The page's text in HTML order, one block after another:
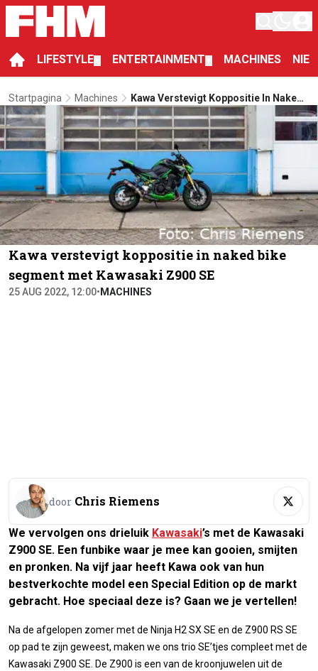
LIFESTYLE ENTERTAINMENT MACHINES
Startpagina Machines
Kawa Verstevigt Koppositie In Naked
Bike Segment Met Kawasaki Z900 SE
Kawa verstevigt koppositie in naked bike
segment met Kawasaki Z900 SE
25 AUG 2022, 12:00• MACHINES
door Chris Riemens
We vervolgen ons drieluik Kawasaki’s met de Kawasaki
Z900 SE. Een funbike waar je mee kan gooien, smijten
en pronken. Na vijf jaar heeft Kawa ook van hun
bestverkochte model een Special Edition op de markt
gebracht. Hoe speciaal deze is? Gaan we je vertellen!
Na de afgelopen zomer met de Ninja H2 SX SE en de Z900 RS SE
op pad te zijn geweest, maken we ons trio SE’tjes compleet met de
Kawasaki Z900 SE. De Z900 is een van de kroonjuwelen uit de